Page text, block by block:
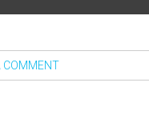
COMMENT